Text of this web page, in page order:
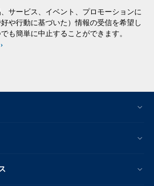
サービス、イベント、プロモーションに
や行動に基づいた）情報の受信を希望し
も簡単に中止することができます。